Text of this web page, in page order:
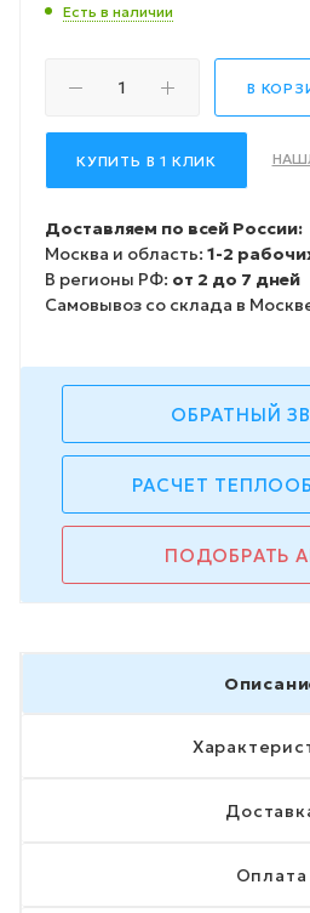
Есть в наличии
В
КУПИТЬ В 1 КЛИК
Доставляем по всей России:
Москва и область: 1-2
В регионы РФ: от 2 до 7 дней
Самовывоз со склада в
ОБРАТНЫЙ
РАСЧЕТ
ПОДОБРАТЬ
Оплата